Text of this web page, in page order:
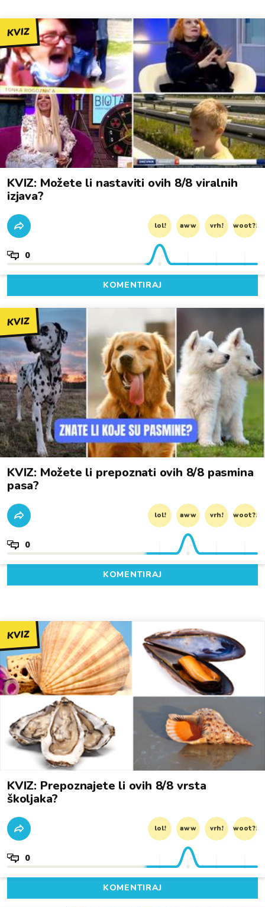
KVIZ
KVIZ: Možete li nastaviti ovih 8/8 viralnih
izjava?
lol! aww vrh! woot?!
0
KOMENTIRAJ
KVIZ
KVIZ: Možete li prepoznati ovih 8/8 pasmina
pasa?
lol! aww vrh! woot?!
0
KOMENTIRAJ
KVIZ
KVIZ: Prepoznajete li ovih 8/8 vrsta
školjaka?
lol! aww vrh! woot?!
0
KOMENTIRAJ